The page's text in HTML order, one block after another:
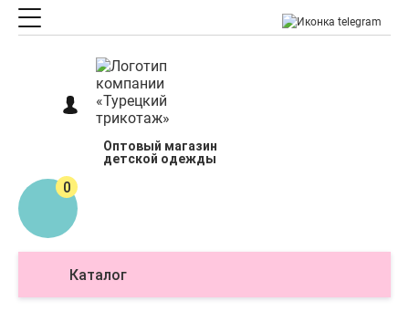
Оптовый магазин
детской одежды
0
Каталог